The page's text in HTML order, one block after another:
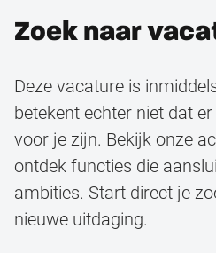
Zoek naar
Deze vacature is
betekent echter niet dat
voor je zijn. Bekijk onze
ontdek functies die
ambities. Start direct je
nieuwe uitdaging.